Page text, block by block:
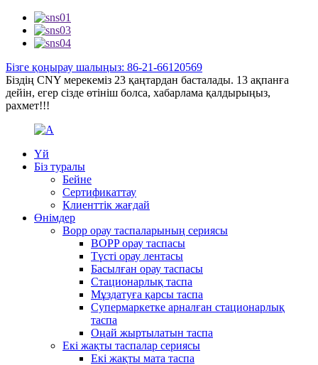
Бізге қоңырау шалыңыз: 86-21-66120569
Біздің CNY мерекеміз 23 қаңтардан басталады. 13 ақпанға
дейін, егер сізде өтініш болса, хабарлама қалдырыңыз,
рахмет!!!
Үй
Біз туралы
Бейне
Сертификаттау
Клиенттік жағдай
Өнімдер
Bopp орау таспаларының сериясы
BOPP орау таспасы
Түсті орау лентасы
Басылған орау таспасы
Стационарлық таспа
Мұздатуға қарсы таспа
Супермаркетке арналған стационарлық
таспа
Оңай жыртылатын таспа
Екі жақты таспалар сериясы
Екі жақты мата таспа